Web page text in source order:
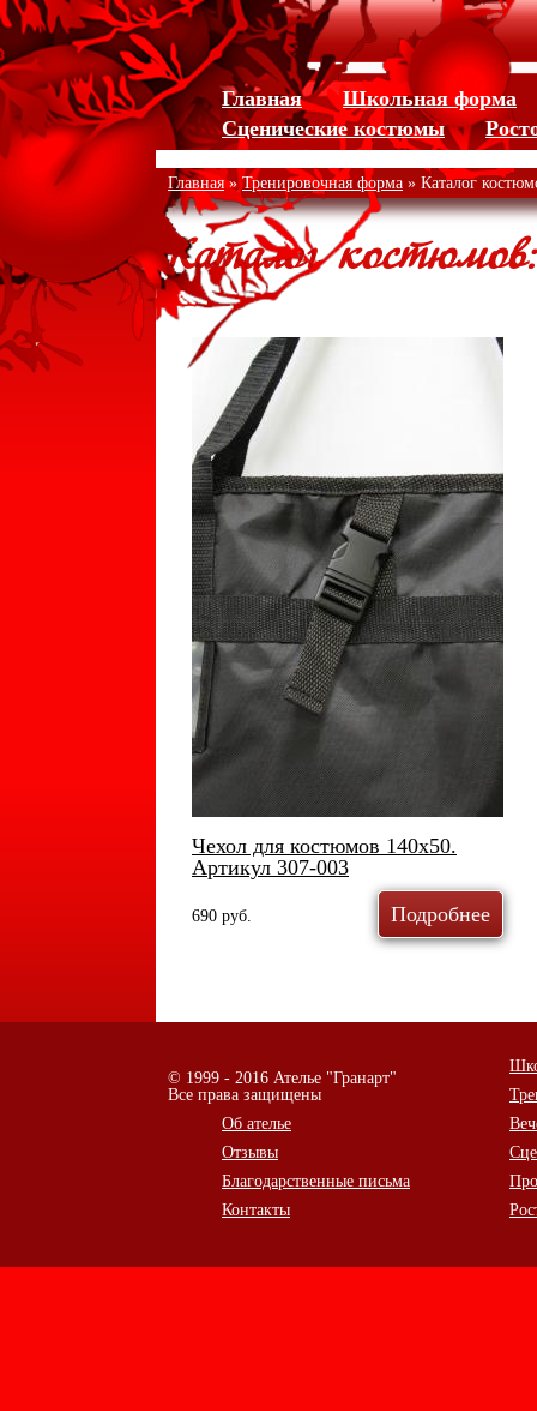
Jump to navigation
Главная
Школьная форма
Сценические костюмы
Главная»Тренировочная форма » Каталог
Каталог
Чехол для костюмов 140х50.
Артикул 307-003
690 руб. Подробнее
© 1999 - 2016 Ателье "Гранарт"
Все права защищены
Об ателье
Отзывы
Благодарственные письма
Контакты